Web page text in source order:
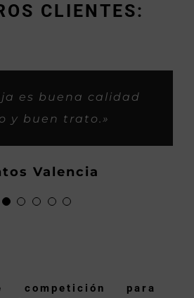
CLIENTES:
es buena calidad
y buen trato.»
Valencia
me habeis tratado
como si fueramos
saludos y mucho
gassss.»
profesionales y
buena para los
y buen trabajo.»
Hector
espectaculares y
gasss.»
P.
competición para